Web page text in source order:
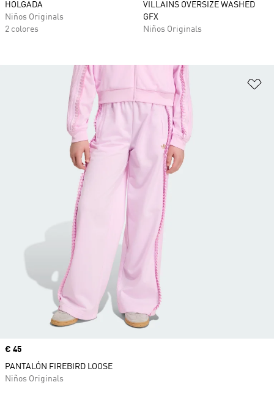
HOLGADA
Niños Originals
2 colores
VILLAINS OVERSIZE WASHED
GFX
Niños Originals
Precio
€ 45
PANTALÓN FIREBIRD LOOSE
Niños Originals